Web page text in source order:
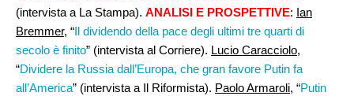
(intervista a La Stampa). ANALISI E PROSPETTIVE: Ian
Bremmer, “Il dividendo della pace degli ultimi tre quarti di
secolo è finito” (intervista al Corriere). Lucio Caracciolo,
“Dividere la Russia dall’Europa, che gran favore Putin fa
all’America” (intervista a Il Riformista). Paolo Armaroli, “Putin